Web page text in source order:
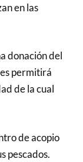
en las
donación del
permitirá
de la cual
de acopio
pescados.